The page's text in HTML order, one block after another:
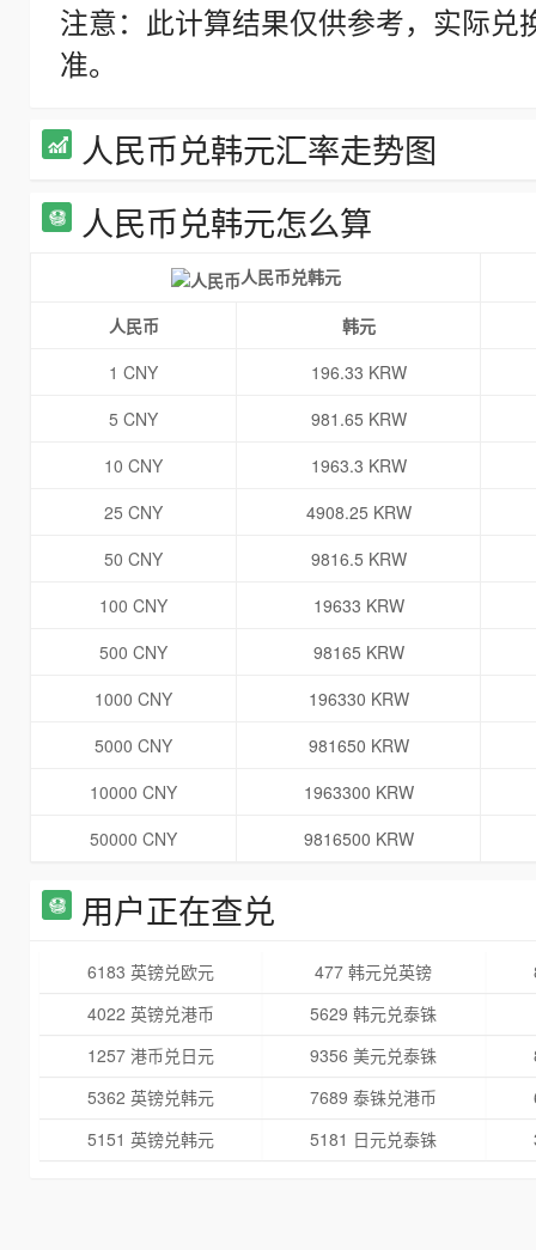
注意：此计算结果仅供参考，实际
准。
人民币兑韩元汇率走势图
人民币兑韩元怎么算
人民币兑韩元
人民币
韩元
1 CNY
196.33 KRW
5 CNY
981.65 KRW
10 CNY
1963.3 KRW
25 CNY
4908.25 KRW
50 CNY
9816.5 KRW
100 CNY
19633 KRW
500 CNY
98165 KRW
1000 CNY
196330 KRW
5000 CNY
981650 KRW
10000 CNY
1963300 KRW
50000 CNY
9816500 KRW
用户正在查兑
6183 英镑兑欧元 477 韩元兑英镑
4022 英镑兑港币
5629 韩元兑泰铢
1257 港币兑日元
9356 美元兑泰铢
5362 英镑兑韩元
7689 泰铢兑港币
5151 英镑兑韩元
5181 日元兑泰铢